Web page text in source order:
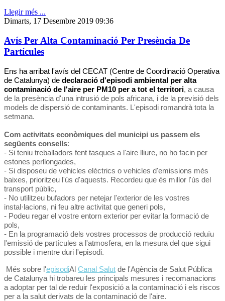
Llegir més ...
Dimarts, 17 Desembre 2019 09:36
Avís Per Alta Contaminació Per Presència De
Partícules
Ens ha arribat l'avís del CECAT (Centre de Coordinació Operativa
de Catalunya) de declaració d'episodi ambiental per alta
contaminació de l'aire per PM10 per a tot el territori, a causa
de la presència d'una intrusió de pols africana, i de la previsió dels
models de dispersió de contaminants. L'episodi romandrà tota la
setmana.
Com activitats econòmiques del municipi us passem els
següents consells:
- Si teniu treballadors fent tasques a l'aire lliure, no ho facin per
estones perllongades,
- Si disposeu de vehicles elèctrics o vehicles d'emissions més
baixes, prioritzeu l'ús d'aquests. Recordeu que és millor l'ús del
transport públic,
- No utilitzeu bufadors per netejar l'exterior de les vostres
instal·lacions, ni feu altre activitat que generi pols,
- Podeu regar el vostre entorn exterior per evitar la formació de
pols,
- En la programació dels vostres processos de producció reduïu
l'emissió de partícules a l'atmosfera, en la mesura del que sigui
possible i mentre duri l'episodi.
Més sobre l'episodiAl Canal Salut de l'Agència de Salut Pública
de Catalunya hi trobareu les principals mesures i recomanacions
a adoptar per tal de reduir l'exposició a la contaminació i els riscos
per a la salut derivats de la contaminació de l'aire.